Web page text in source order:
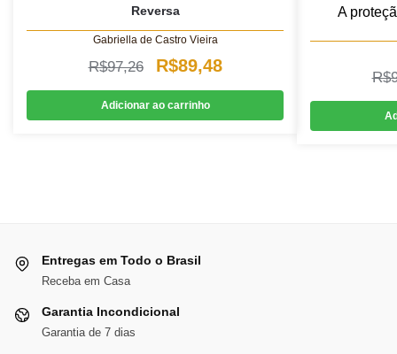
Reversa
Gabriella de Castro Vieira
R$97,26
O
preço
original
R$89,48O
preço
atual
Adicionar ao carrinho
A
R$
Entregas em Todo o Brasil
Receba em Casa
Garantia Incondicional
Garantia de 7 dias